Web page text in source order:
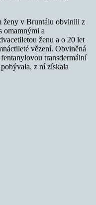
ženy v Bruntálu obvinili z
omamnými a
ženu a o 20 let
vězení. Obviněná
transdermální
z ní získala